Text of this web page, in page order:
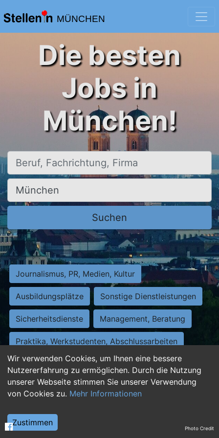
MÜNCHEN
Wir verwenden Cookies, um Ihnen eine bessere
Nutzererfahrung zu ermöglichen. Durch die Nutzung
unserer Webseite stimmen Sie unserer Verwendung
von Cookies zu. Mehr Informationen
Zustimmen
Die besten
Jobs in
München!
Beruf, Fachrichtung, Firma
Ort, Stadt
Suchen
Journalismus, PR, Medien, Kultur
Ausbildungsplätze Sonstige Dienstleistungen
Sicherheitsdienste Management, Beratung
Praktika, Werkstudenten, Abschlussarbeiten
Personalwesen Assistenz, Sekretariat
Hilfskräfte, Aushilfs- und Nebenjobs
Weiterbildung, Studium, duale Ausbildung Photo Credit